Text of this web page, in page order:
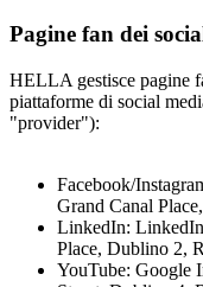
Pagine fan dei
HELLA gestisce pagine
piattaforme di social
"provider"):
Facebook/
Grand Canal
LinkedIn:
Place, Dublino 2,
YouTube: Google